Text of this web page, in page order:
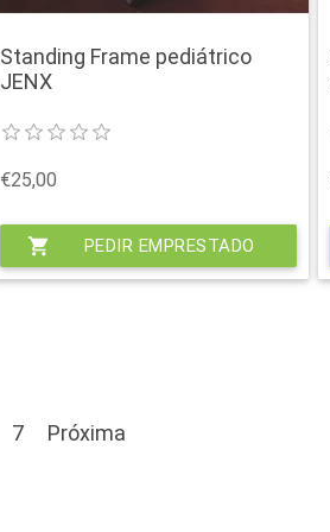
Standing Frame pediátrico
JENX
€25,00
shopping_cart PEDIR EMPRESTADO
7 Próxima